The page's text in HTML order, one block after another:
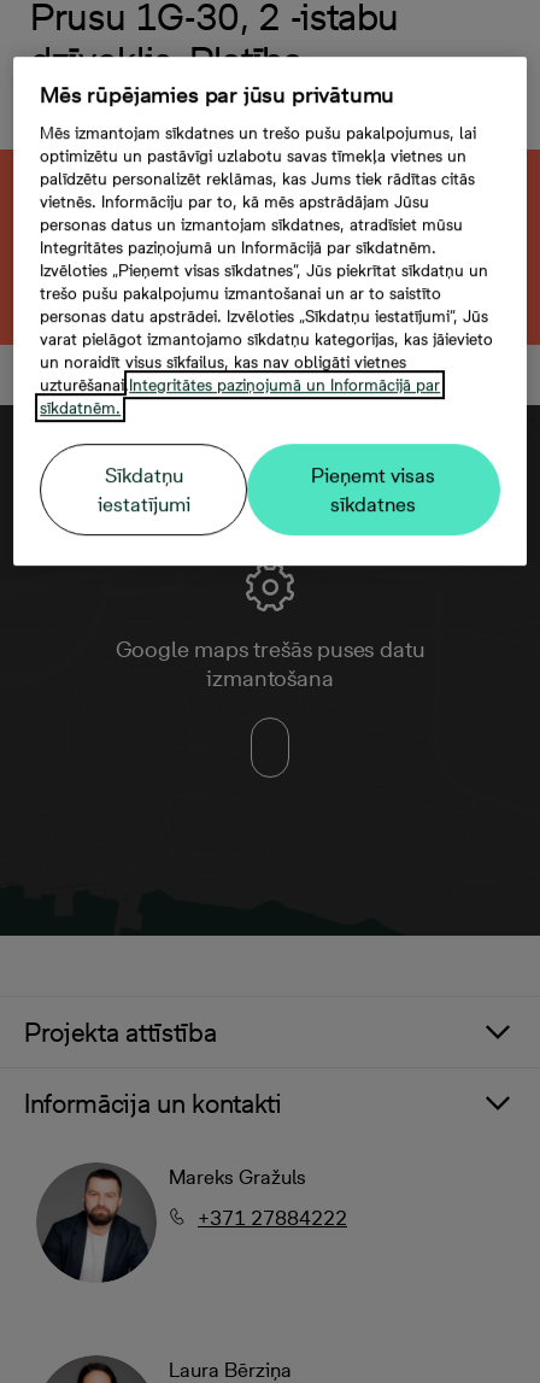
Prusu 1G-30, 2 -istabu
dzīvoklis, Platība
40,4 m²
Šis dzīvoklis ir pārdots. Vēlaties atrast kaut
ko līdzīgu?
Meklēt citu dzīvokli
Google maps trešās puses datu
izmantošana
Projekta attīstība
Informācija un kontakti
Mareks Gražuls
+371 27884222
Laura Bērziņa
Mēs rūpējamies par jūsu privātumu
Mēs izmantojam sīkdatnes un trešo pušu pakalpojumus, lai
optimizētu un pastāvīgi uzlabotu savas tīmekļa vietnes un
palīdzētu personalizēt reklāmas, kas Jums tiek rādītas citās
vietnēs. Informāciju par to, kā mēs apstrādājam Jūsu
personas datus un izmantojam sīkdatnes, atradīsiet mūsu
Integritātes paziņojumā un Informācijā par sīkdatnēm.
Izvēloties „Pieņemt visas sīkdatnes”, Jūs piekrītat sīkdatņu un
trešo pušu pakalpojumu izmantošanai un ar to saistīto
personas datu apstrādei. Izvēloties „Sīkdatņu iestatījumi”, Jūs
varat pielāgot izmantojamo sīkdatņu kategorijas, kas jāievieto
un noraidīt visus sīkfailus, kas nav obligāti vietnes
uzturēšanai.Integritātes paziņojumā un Informācijā par
sīkdatnēm.
Sīkdatņu
iestatījumi
Pieņemt visas
sīkdatnes